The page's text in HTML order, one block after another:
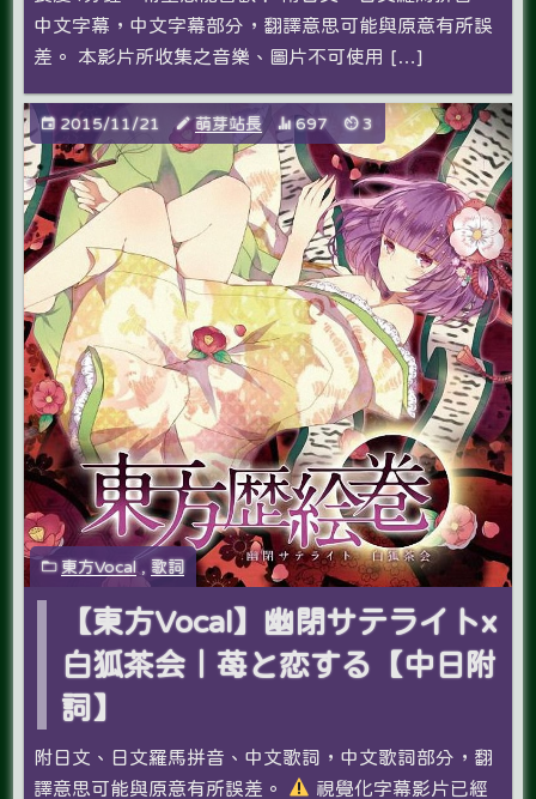
中文字幕，中文字幕部分，翻譯意思可能與原意有所誤
差。 本影片所收集之音樂、圖片不可使用 […]
2015/11/21 萌芽站長 697 3
東方Vocal , 歌詞
【東方Vocal】幽閉サテライトx
白狐茶会｜苺と恋する【中日附
詞】
附日文、日文羅馬拼音、中文歌詞，中文歌詞部分，翻
譯意思可能與原意有所誤差。
視覺化字幕影片已經